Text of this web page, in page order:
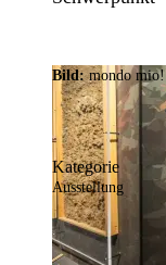
Bild:mondo
Kategorie
Ausstellung